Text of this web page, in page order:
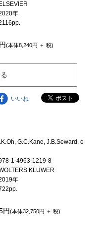
年
(本体8,240円 ＋ 税)
いいね
G.C.Kane, J.B.Seward, e
1-4963-1219-8
KLUWER
年
円(本体32,750円 ＋ 税)